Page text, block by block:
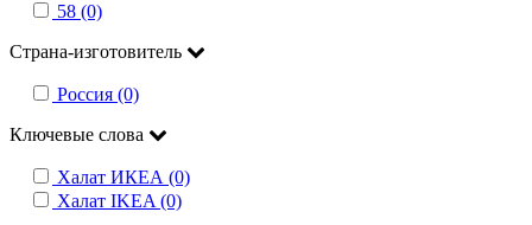
58 (0)
Страна-изготовитель
Россия (0)
Ключевые слова
Халат ИКЕА (0)
Халат IKEA (0)